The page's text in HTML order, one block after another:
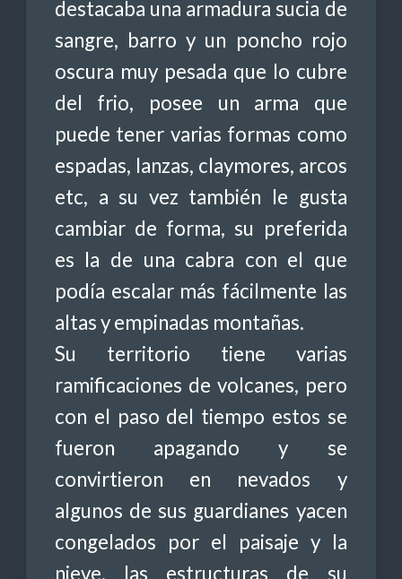
destacaba una armadura sucia de
sangre, barro y un poncho rojo
oscura muy pesada que lo cubre
del frio, posee un arma que
puede tener varias formas como
espadas, lanzas, claymores, arcos
etc, a su vez también le gusta
cambiar de forma, su preferida
es la de una cabra con el que
podía escalar más fácilmente las
altas y empinadas montañas.
Su territorio tiene varias
ramificaciones de volcanes, pero
con el paso del tiempo estos se
fueron apagando y se
convirtieron en nevados y
algunos de sus guardianes yacen
congelados por el paisaje y la
nieve, las estructuras de su